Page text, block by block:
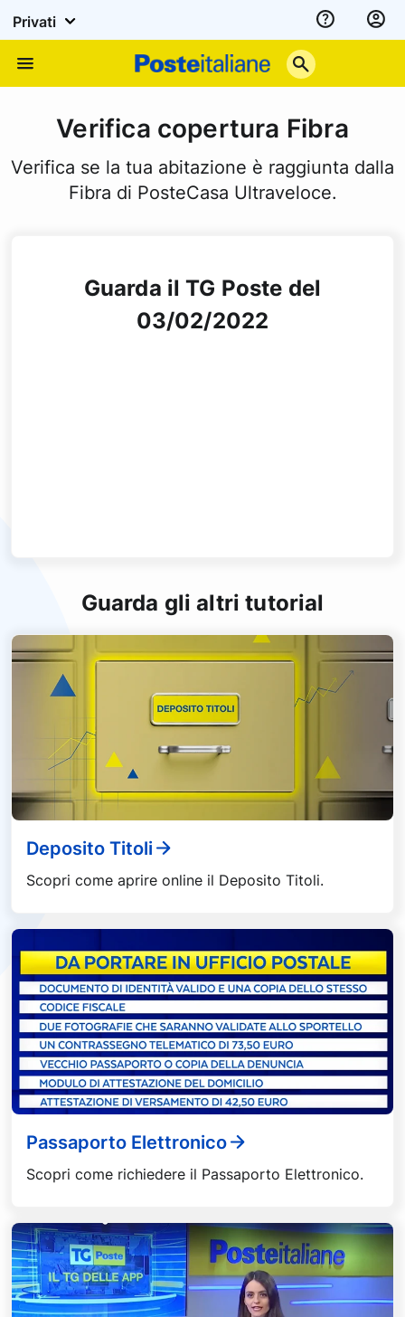
Privati
Assistenza
Italiane
Verifica copertura Fibra
Verifica se la tua abitazione è raggiunta dalla
Fibra di PosteCasa Ultraveloce.
Guarda il TG Poste del
03/02/2022
Guarda gli altri tutorial
Deposito Titoli
Scopri come aprire online il Deposito Titoli.
Passaporto Elettronico
Scopri come richiedere il Passaporto Elettronico.